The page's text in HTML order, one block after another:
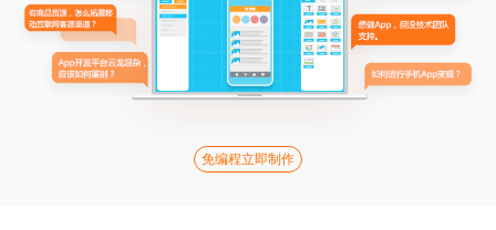
免编程立即制作